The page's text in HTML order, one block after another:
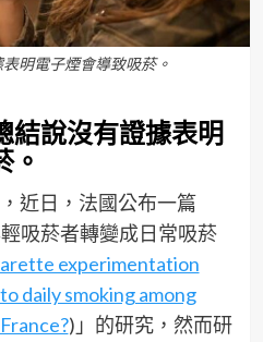
明電⼦煙會導致吸菸。
結說沒有證據表明
。
近⽇，法國公布一篇
吸菸者轉變成⽇常吸菸
experimentation
daily smoking among
)」的研究，然⽽研